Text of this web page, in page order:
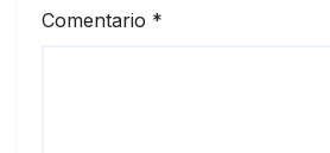
Comentario *